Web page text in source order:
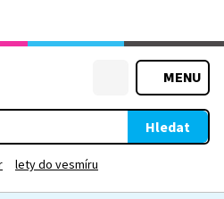
MENU
Hledat
lety do vesmíru